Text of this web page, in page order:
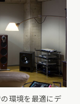
環境を最適にデ